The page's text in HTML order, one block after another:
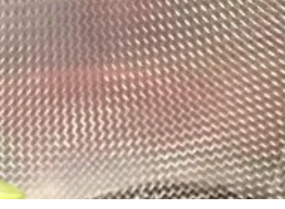
碧い地球に乾杯！
6月5日（月）は「世界環境デー」です。 金沢
ッチンでは、私たちの住む碧く美しい地球に
謝をこめて、当日お店では電気やガスを控え
に、薪やキャンドル、省電力のLEDなどを使
したエコで素敵なひとときを企画いたしまし
た。 ◆日時：6月5日（月曜日） 午後６時